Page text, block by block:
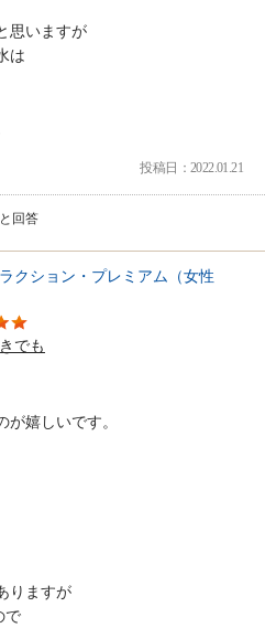
思いますが
は
投稿日：2022.01.21
回答
クション・プレミアム（女性
でも
嬉しいです。
りますが
で